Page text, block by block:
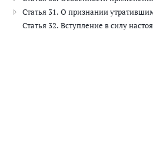
Статья 31. О признании
Статья 32. Вступление в силу